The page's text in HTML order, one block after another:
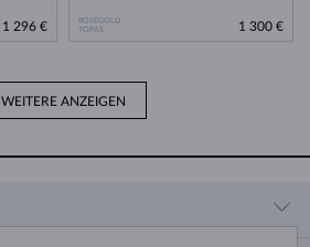
1 296 €
ROSÉGOLD
TOPAS
1 300 €
WEITERE ANZEIGEN